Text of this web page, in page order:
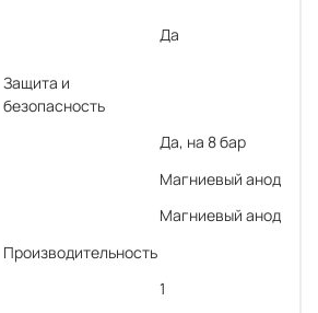
Да
Защита и
безопасность
Да, на 8 бар
Магниевый анод
Магниевый анод
Производительность
1